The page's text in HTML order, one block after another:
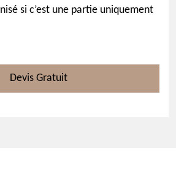
si c’est une partie uniquement
Devis Gratuit